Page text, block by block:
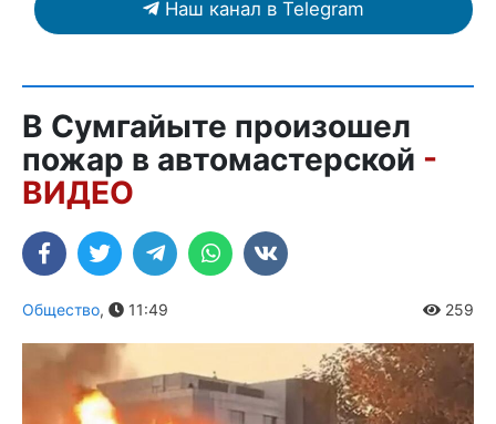
Наш канал в Telegram
В Сумгайыте произошел
пожар в автомастерской -
ВИДЕО
Общество, 11:49 259